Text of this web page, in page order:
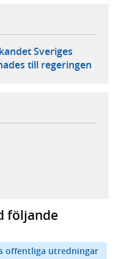
Sveriges
till regeringen
extern webbplats,
webbplats,
följande
offentliga utredningar